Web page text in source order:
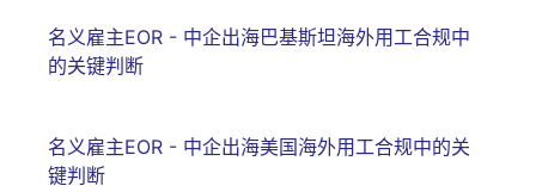
名义雇主EOR - 中企出海巴基斯坦海外用工合规中
的关键判断
名义雇主EOR - 中企出海美国海外用工合规中的关
键判断